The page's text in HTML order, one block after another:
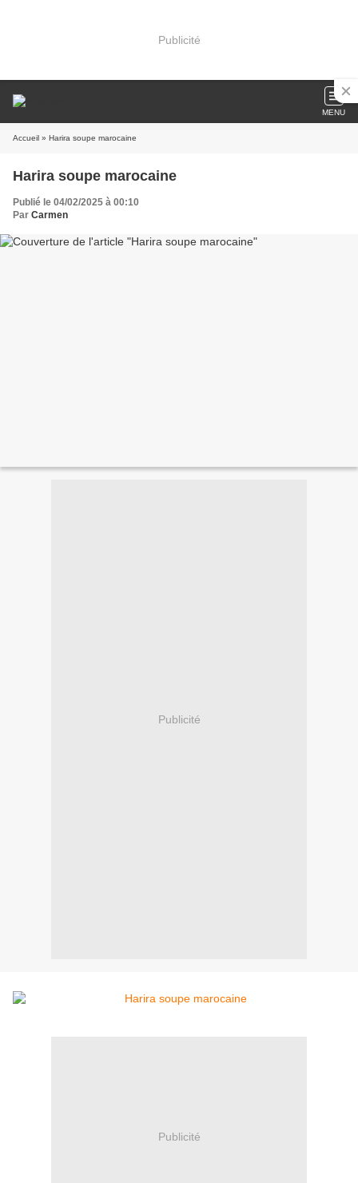
Publicité
MENU
Accueil » Harira soupe marocaine
Harira soupe marocaine
Publié le 04/02/2025 à 00:10
Par Carmen
Publicité
Publicité